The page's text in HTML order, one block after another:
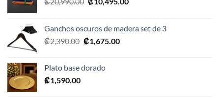
era:
₡20,990.00.
es:
Ganchos oscuros de madera set de 3
₡2,390.00 El
era:
₡1,675.00El
Plato base dorado
₡1,590.00